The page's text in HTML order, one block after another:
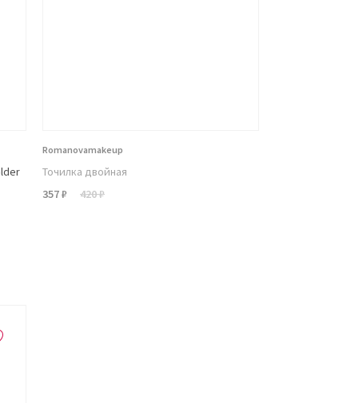
Romanovamakeup
Точилка двойная
357 ₽
420 ₽